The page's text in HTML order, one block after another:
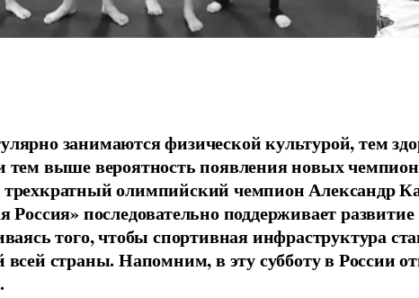
занимаются физической культурой, тем
тем выше вероятность появления новых
трехкратный олимпийский чемпион Александр
Россия» последовательно поддерживает развитие
того, чтобы спортивная инфраструктура
всей страны. Напомним, в эту субботу в России